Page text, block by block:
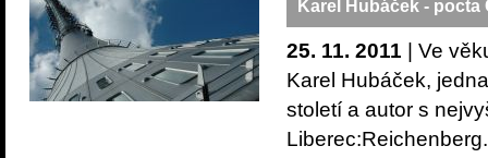
Karel Hubáček - pocta
25. 11. 2011 | Ve
Karel Hubáček,
století a autor s